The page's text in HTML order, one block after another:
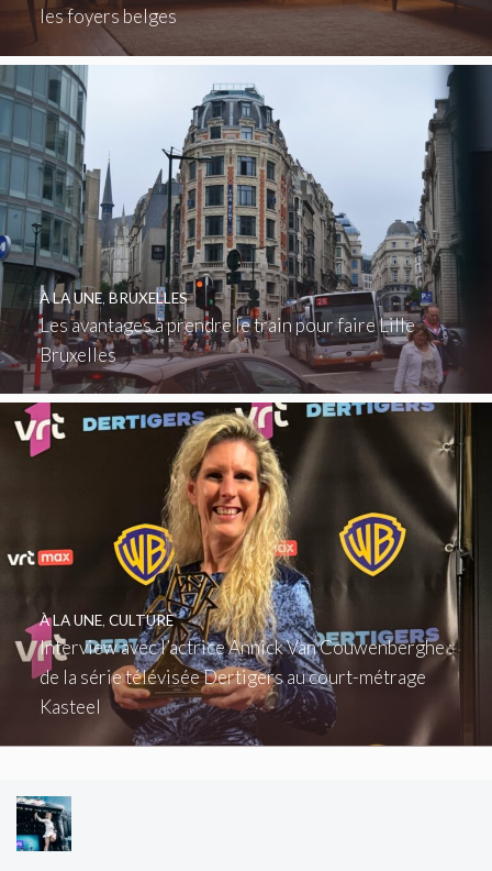
les foyers belges
Les avantages à prendre le train pour faire Lille
Bruxelles
À LA UNE, BRUXELLES
Interview avec l’actrice Annick Van Couwenberghe :
de la série télévisée Dertigers au court-métrage
Kasteel
À LA UNE, CULTURE